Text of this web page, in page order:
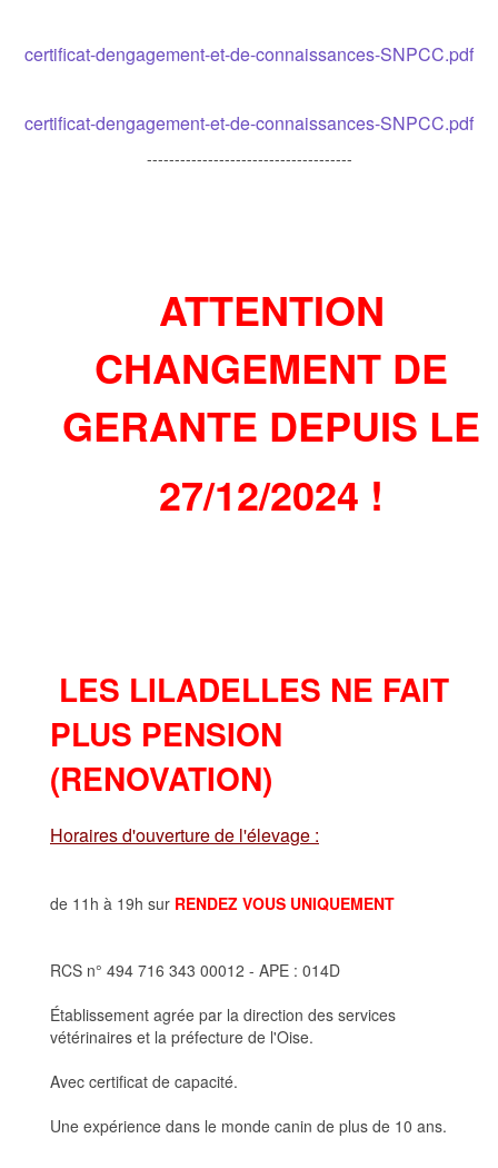
certificat-dengagement-et-de-connaissances-SNPCC.pdf
certificat-dengagement-et-de-connaissances-SNPCC.pdf
-------------------------------------
ATTENTION
CHANGEMENT DE
GERANTE DEPUIS LE
27/12/2024 !
LES LILADELLES NE FAIT
PLUS PENSION
(RENOVATION)
Horaires d'ouverture de l'élevage :
de 11h à 19h sur RENDEZ VOUS UNIQUEMENT
RCS n° 494 716 343 00012 - APE : 014D
Établissement agrée par la direction des services
vétérinaires et la préfecture de l'Oise.
Avec certificat de capacité.
Une expérience dans le monde canin de plus de 10 ans.